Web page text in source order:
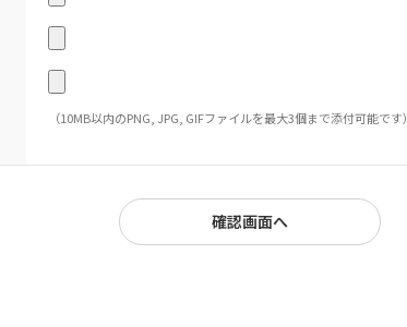
（10MB以内のPNG, JPG, GIFファイルを最大3個まで添付可能です）